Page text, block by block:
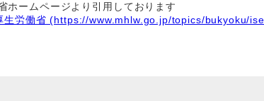
ホームページより引用しております
生労働省 (https://www.mhlw.go.jp/topics/bukyoku/